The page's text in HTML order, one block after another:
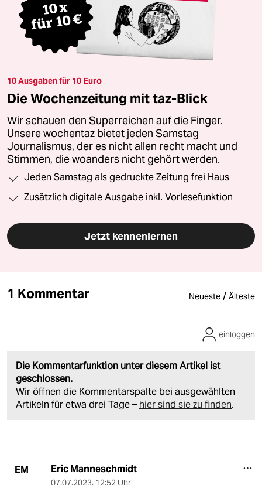
10 Ausgaben für 10 Euro
Die Wochenzeitung mit taz-Blick
Wir schauen den Superreichen auf die Finger.
Unsere wochentaz bietet jeden Samstag
Journalismus, der es nicht allen recht macht und
Stimmen, die woanders nicht gehört werden.
Jeden Samstag als gedruckte Zeitung frei Haus
Zusätzlich digitale Ausgabe inkl. Vorlesefunktion
Jetzt kennenlernen
1 Kommentar Neueste / Älteste
Die Kommentarfunktion unter diesem Artikel ist
geschlossen.
Wir öffnen die Kommentarspalte bei ausgewählten
Artikeln für etwa drei Tage – hier sind sie zu finden.
einloggen
EM Eric Manneschmidt